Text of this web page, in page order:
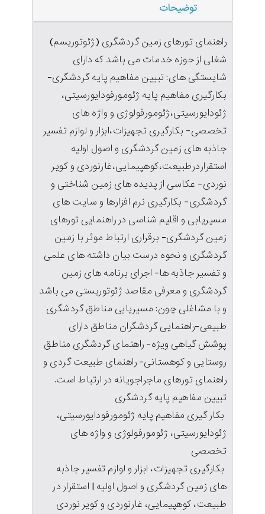
توضیحات
راهنمای تورهای زمین گردشگری (ژئوتوریسم)
شغلی از حوزه خدمات می باشد که دارای
شایستگی های: تبیین مفاهیم پایه گردشگری-
بکارگیری مفاهیم پایه ژئومورفودایورسیتی،
ژئودایورسیتی،ژئومورفولوژی و واژه های
تخصصی- بکارگیری تجهیزات،ابزار و لوازم تفسیر
جاذبه های زمین گردشگری و اصول اولیه
استقراردرطبیعت،کوهپیمایی،غارنوردی و کویر
نوردی- عکاسی از پدیده های زمین شناختی و
گردشگری- بکارگیری نرم افزارها و سایت های
مسیریابی و اقلیم شناسی در راهنمایی تورهای
زمین گردشگری- برقراری ارتباط موثر با زمین
گردشگری و نحوه درست بیان داشته های علمی
و تفسیر جاذبه ها- اجرای برنامه های زمین
گردشگری و معرفی مقاصد ژئوتوریستی می باشد
و با مشاغلی چون: مسیریابی مناطق گردشگری
طبیعی-راهنمایی گردشگران مناطق دارای
پوشش گیاهی ویژه- راهنمای گردشگری مناطق
روستایی و کوهستانی- راهنمای طبیعت گردی و
راهنمای تورهای ماجراجویانه در ارتباط است.
تبیین مفاهیم پایه گردشگری
بکار گیری مفاهیم پایه ژئومورفودایورسیتی،
ژئودایورسیتی، ژئومورفولوژی و واژه های
تخصصی
بکارگیری تجهیزات، ابزار و لوازم تفسیر جاذبه
های زمین گردشگری و اصول اولیه | استقرار در
طبیعت، کوهپیمایی، غارنوردی و کویر نوردی